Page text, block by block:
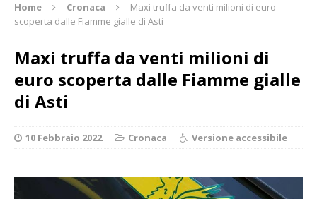
Home Cronaca
Maxi truffa da venti milioni di euro
scoperta dalle Fiamme gialle di Asti
Maxi truffa da venti milioni di
euro scoperta dalle Fiamme gialle
di Asti
10 Febbraio 2022 Cronaca Versione accessibile